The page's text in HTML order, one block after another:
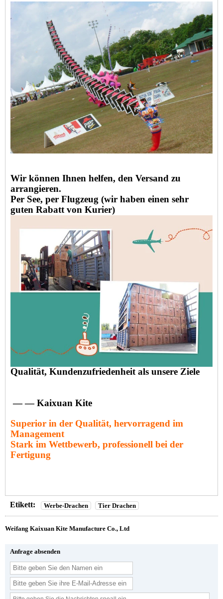
Wir können Ihnen helfen, den Versand zu
arrangieren.
Per See, per Flugzeug (wir haben einen sehr
guten Rabatt von Kurier)
Qualität, Kundenzufriedenheit als unsere Ziele
— — Kaixuan Kite
Superior in der Qualität, hervorragend im
Management
Stark im Wettbewerb, professionell bei der
Fertigung
Etikett: Werbe-Drachen Tier Drachen
Weifang Kaixuan Kite Manufacture Co., Ltd
Anfrage absenden